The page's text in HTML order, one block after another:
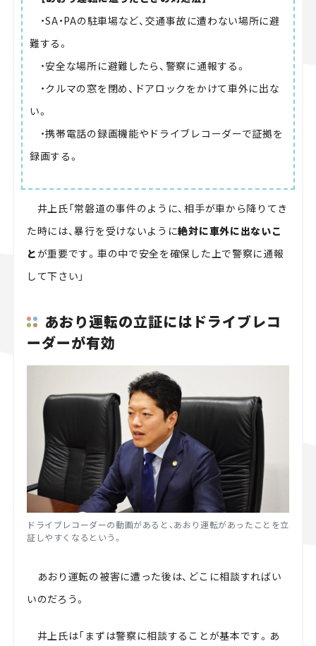
・SA・PAの駐車場など、交通事故に遭わない場所に避
難する。
・安全な場所に避難したら、警察に通報する。
・クルマの窓を閉め、ドアロックをかけて車外に出な
い。
・携帯電話の録画機能やドライブレコーダーで証拠を
録画する。
井上氏「常磐道の事件のように、相手が車から降りてき
た時には、暴行を受けないように絶対に車外に出ないこ
とが重要です。車の中で安全を確保した上で警察に通報
して下さい」
あおり運転の立証にはドライブレコ
ーダーが有効
ドライブレコーダーの動画があると、あおり運転があったことを立
証しやすくなるという。
あおり運転の被害に遭った後は、どこに相談すればい
いのだろう。
井上氏は「まずは警察に相談することが基本です。あ